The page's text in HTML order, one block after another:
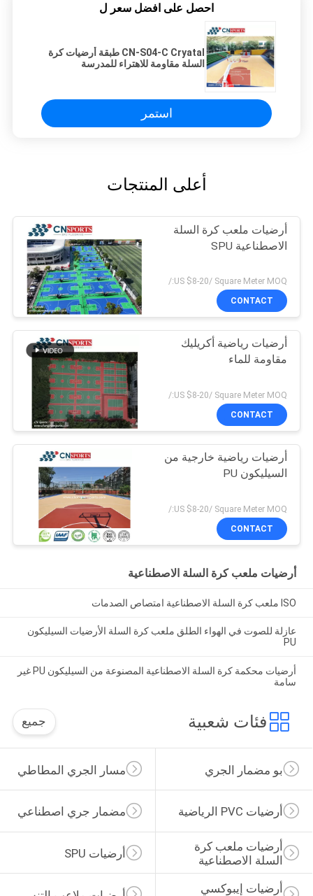
احصل على افضل سعر ل
CN-S04-C Cryatal طبقة أرضيات كرة
السلة مقاومة للاهتراء للمدرسة
استمر
أعلى المنتجات
أرضيات ملعب كرة السلة
الاصطناعية SPU
US $8-20/ Square Meter MOQ:/
CONTACT
أرضيات رياضية أكريليك
مقاومة للماء
US $8-20/ Square Meter MOQ:/
CONTACT
أرضيات رياضية خارجية من
السيليكون PU
US $8-20/ Square Meter MOQ:/
CONTACT
أرضيات ملعب كرة السلة الاصطناعية
ISO ملعب كرة السلة الاصطناعية امتصاص الصدمات
عازلة للصوت في الهواء الطلق ملعب كرة السلة الأرضيات السيليكون
PU
أرضيات محكمة كرة السلة الاصطناعية المصنوعة من السيليكون PU غير
سامة
فئات شعبية جميع
مسار الجري المطاطي بو مضمار الجري
مضمار جري اصطناعي أرضيات PVC الرياضية
أرضيات SPU
أرضيات ملعب كرة
السلة الاصطناعية
أرضيات إيبوكسي